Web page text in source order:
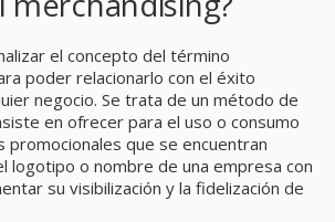
el concepto del término
poder relacionarlo con el éxito
negocio. Se trata de un método de
en ofrecer para el uso o consumo
que se encuentran
logotipo o nombre de una empresa con
su visibilización y la fidelización de